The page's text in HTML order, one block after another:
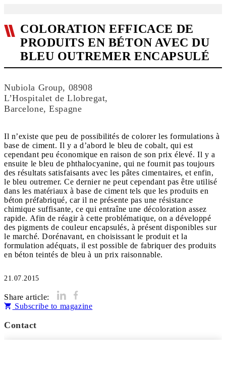
COLORATION EFFICACE DE
PRODUITS EN BÉTON AVEC DU
BLEU OUTREMER ENCAPSULÉ
Nubiola Group, 08908
L’Hospitalet de Llobregat,
Barcelone, Espagne
Il n’existe que peu de possibilités de colorer les formulations à
base de ciment. Il y a d’abord le bleu de cobalt, qui est
cependant peu économique en raison de son prix élevé. Il y a
ensuite le bleu de phthalocyanine, qui ne fournit pas toujours
des résultats satisfaisants avec les pâtes cimentaires, et enfin,
le bleu outremer. Ce dernier ne peut cependant pas être utilisé
dans les matériaux à base de ciment tels que les produits en
béton préfabriqué, car il ne présente pas une résistance
chimique suffisante, ce qui entraîne une décoloration assez
rapide. Afin de réagir à cette problématique, on a développé
des pigments de couleur encapsulés, à présent disponibles sur
le marché. Dorénavant, en choisissant le produit et la
formulation adéquats, il est possible de fabriquer des produits
en béton teintés de bleu à un prix raisonnable.
21.07.2015
Share article:
Subscribe to magazine
Contact